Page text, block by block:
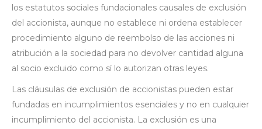
los estatutos sociales fundacionales causales de exclusión
del accionista, aunque no establece ni ordena establecer
procedimiento alguno de reembolso de las acciones ni
atribución a la sociedad para no devolver cantidad alguna
al socio excluido como sí lo autorizan otras leyes.
Las cláusulas de exclusión de accionistas pueden estar
fundadas en incumplimientos esenciales y no en cualquier
incumplimiento del accionista. La exclusión es una